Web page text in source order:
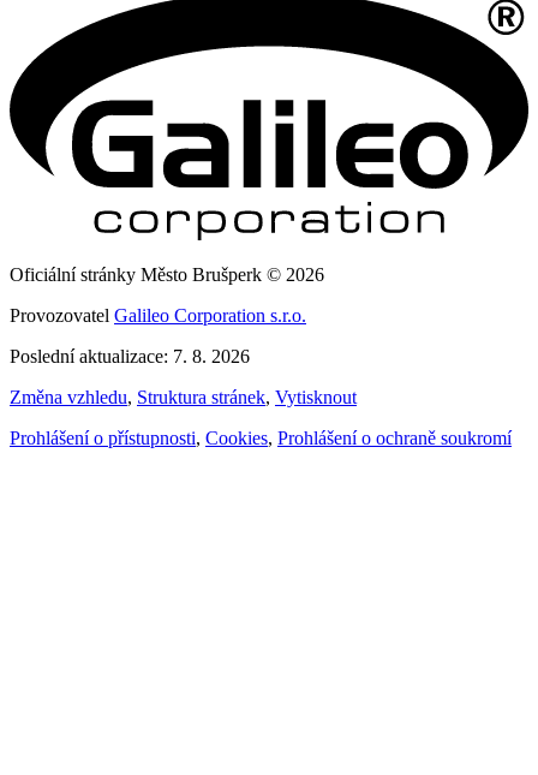
Oficiální stránky Město Brušperk © 2026
Provozovatel Galileo Corporation s.r.o.
Poslední aktualizace: 7. 8. 2026
Změna vzhledu, Struktura stránek, Vytisknout
Prohlášení o přístupnosti, Cookies, Prohlášení o ochraně soukromí